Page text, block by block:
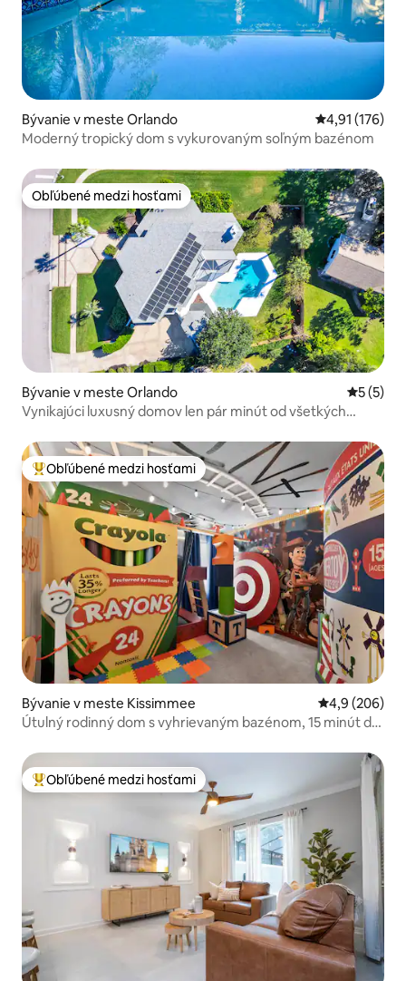
Bývanie v meste Orlando Priemerné
4,91 (176)
Moderný tropický dom s vykurovaným soľným bazénom
Obľúbené medzi hosťami
Obľúbené medzi hosťami
Bývanie v meste Orlando
5 (5)
Vynikajúci luxusný domov len pár minút od všetkých
Najobľúbenejšie medzi hosťami
Obľúbené medzi hosťami
Bývanie v meste Kissimmee Priemerné
4,9 (206)
Útulný rodinný dom s vyhrievaným bazénom, 15 minút do
Najobľúbenejšie medzi hosťami
Obľúbené medzi hosťami